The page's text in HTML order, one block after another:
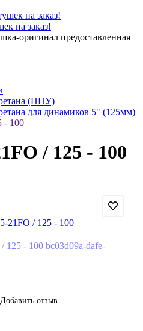
на заказ!
оригинал предоставленная
(ППУ)
для динамиков 5" (125мм)
- 100
/ 125 - 100
Добавить отзыв